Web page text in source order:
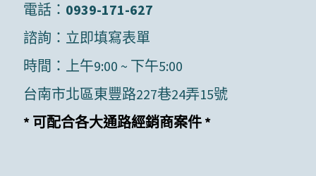
電話： 0939-171-627
諮詢： 立即填寫表單
時間：上午9:00 ~ 下午5:00
台南市北區東豐路227巷24弄15號
* 可配合各大通路經銷商案件 *